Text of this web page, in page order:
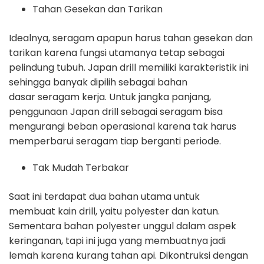
Tahan Gesekan dan Tarikan
Idealnya, seragam apapun harus tahan gesekan dan
tarikan karena fungsi utamanya tetap sebagai
pelindung tubuh. Japan drill memiliki karakteristik ini
sehingga banyak dipilih sebagai bahan
dasar seragam kerja. Untuk jangka panjang,
penggunaan Japan drill sebagai seragam bisa
mengurangi beban operasional karena tak harus
memperbarui seragam tiap berganti periode.
Tak Mudah Terbakar
Saat ini terdapat dua bahan utama untuk
membuat kain drill, yaitu polyester dan katun.
Sementara bahan polyester unggul dalam aspek
keringanan, tapi ini juga yang membuatnya jadi
lemah karena kurang tahan api. Dikontruksi dengan